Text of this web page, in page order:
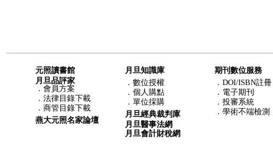
元照讀書館
月旦品評家
． 會員方案
． 法律目錄下載
． 商管目錄下載
燕大元照名家論壇
月旦知識庫
． 數位授權
． 個人購點
． 單位採購
月旦經典裁判庫
月旦醫事法網
月旦會計財稅網
期刊數位服務
．DOI/ISBN註冊
．電子期刊
．投審系統
．學術不端檢測